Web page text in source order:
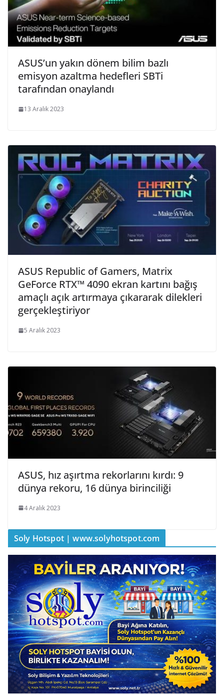
ASUS’un yakın dönem bilim bazlı
emisyon azaltma hedefleri SBTi
tarafından onaylandı
13 Aralık 2023
ASUS Republic of Gamers, Matrix
GeForce RTX™ 4090 ekran kartını bağış
amaçlı açık artırmaya çıkararak dilekleri
gerçekleştiriyor
5 Aralık 2023
ASUS, hız aşırtma rekorlarını kırdı: 9
dünya rekoru, 16 dünya birinciliği
4 Aralık 2023
Soly Hotspot | www.solyhotspot.com